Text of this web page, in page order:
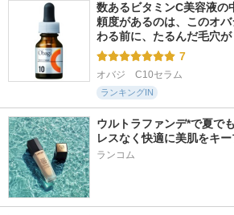
数あるビタミンC美容液の
頼度があるのは、このオ
わる前に、たるんだ毛穴
7
オバジ　C10セラム
ランキングIN
ウルトラファンデ*で夏で
レスなく快適に美肌をキ
ランコム